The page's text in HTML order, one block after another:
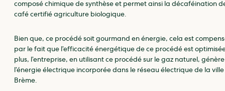
composé chimique de synthèse et permet ainsi la décaféination
café certifié agriculture biologique.
Bien que, ce procédé soit gourmand en énergie, cela est
par le fait que l’efficacité énergétique de ce procédé est
plus, l’entreprise, en utilisant ce procédé sur le gaz naturel,
l’énergie électrique incorporée dans le réseau électrique de la
Brème.